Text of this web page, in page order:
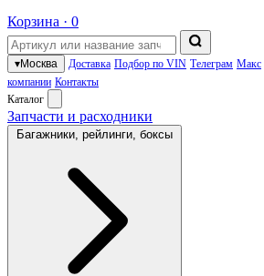
Корзина · 0
▾Москва Доставка Подбор по VIN Телеграм Макс
компании Контакты
Каталог
Запчасти и расходники
Багажники, рейлинги, боксы